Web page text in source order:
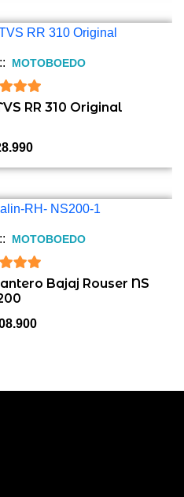
era:
es:
MOTOBOEDO
5RR 310 Original
MOTOBOEDO
de 5
Bajaj Rouser NS